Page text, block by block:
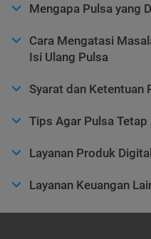
Mengapa Pulsa yang
Cara Mengatasi
Isi Ulang Pulsa
Syarat dan Ketentuan
Tips Agar Pulsa Tetap
Layanan Produk
Layanan Keuangan